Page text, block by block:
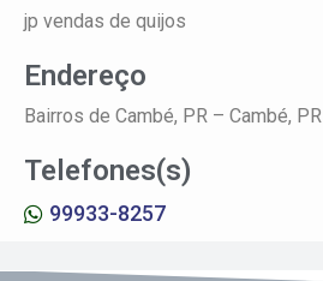
jp vendas de quijos
Endereço
Bairros de Cambé, PR – Cambé, PR
Telefones(s)
99933-8257